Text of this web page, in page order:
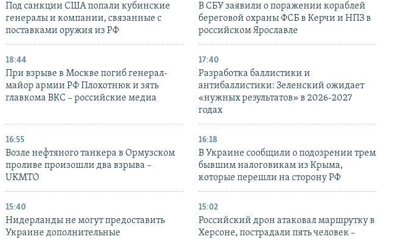
Под санкции США попали кубинские
генералы и компании, связанные с
поставками оружия из РФ
В СБУ заявили о поражении кораблей
береговой охраны ФСБ в Керчи и НПЗ в
российском Ярославле
18:44
При взрыве в Москве погиб генерал-
майор армии РФ Плохотнюк и зять
главкома ВКС – российские медиа
17:40
Разработка баллистики и
антибаллистики: Зеленский ожидает
«нужных результатов» в 2026-2027
годах
16:55
Возле нефтяного танкера в Ормузском
проливе произошли два взрыва –
UKMTO
16:18
В Украине сообщили о подозрении трем
бывшим налоговикам из Крыма,
которые перешли на сторону РФ
15:40
Нидерланды не могут предоставить
Украине дополнительные
15:02
Российский дрон атаковал маршрутку в
Херсоне, пострадали пять человек –